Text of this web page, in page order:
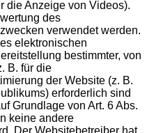
die Anzeige von Videos).
des
verwendet werden.
elektronischen
bestimmter, von
B. für die
der Website (z. B.
erforderlich sind
Grundlage von Art. 6 Abs.
keine andere
Der Websitebetreiber hat